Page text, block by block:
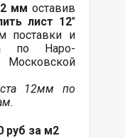
мм оставив
лист 12"
поставки и
по Наро-
12мм по
руб за м2